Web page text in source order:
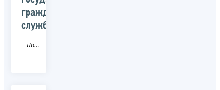
гражданской
службы
Новость